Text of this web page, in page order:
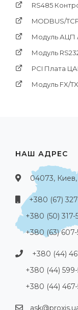
RS485
MODBUS/
Модуль АЦП
Модуль
PCI Платa
Модуль FX/
НАШ АДРЕС
04073,
+380 (67)
+380 (50)
+380 (63) 607-
+380 (44)
+380 (44)
+380 (44)